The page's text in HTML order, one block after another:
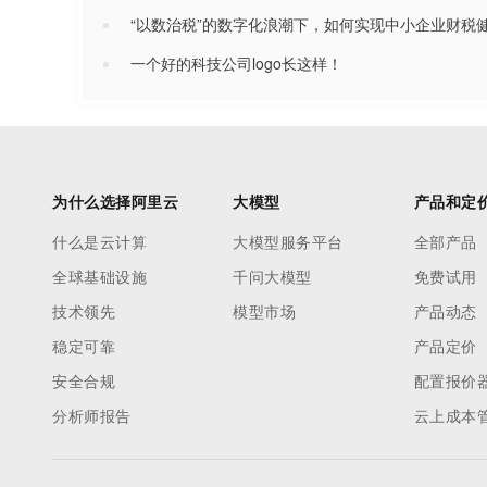
“以数治税”的数字化浪潮下，如何实现中小企业财税
一个好的科技公司logo长这样！